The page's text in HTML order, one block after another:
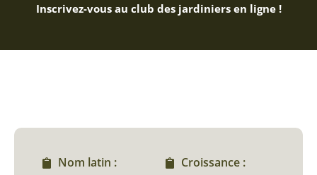
Inscrivez-vous au club des jardiniers en ligne !
Nom latin :
Croissance :